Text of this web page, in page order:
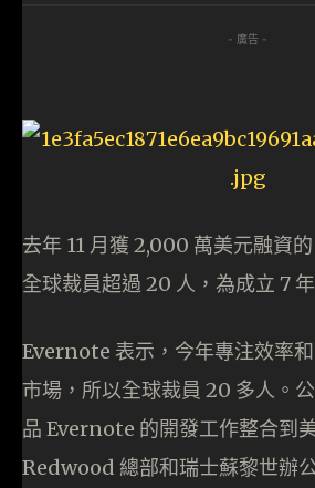
- 廣告 -
去年 11 月獲 2,000 萬美元融資
全球裁員超過 20 人，為成立 7
Evernote 表示，今年專注效率
市場，所以全球裁員 20 多人。
品 Evernote 的開發工作整合到
Redwood 總部和瑞士蘇黎世辦